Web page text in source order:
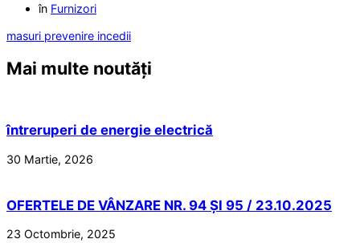
în Furnizori
masuri prevenire incedii
Mai multe noutăți
întreruperi de energie electrică
30 Martie, 2026
OFERTELE DE VÂNZARE NR. 94 ȘI 95 / 23.10.2025
23 Octombrie, 2025